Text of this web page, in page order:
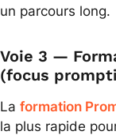
un parcours long.
Voie 3 —
(focus
La formation
la plus rapide